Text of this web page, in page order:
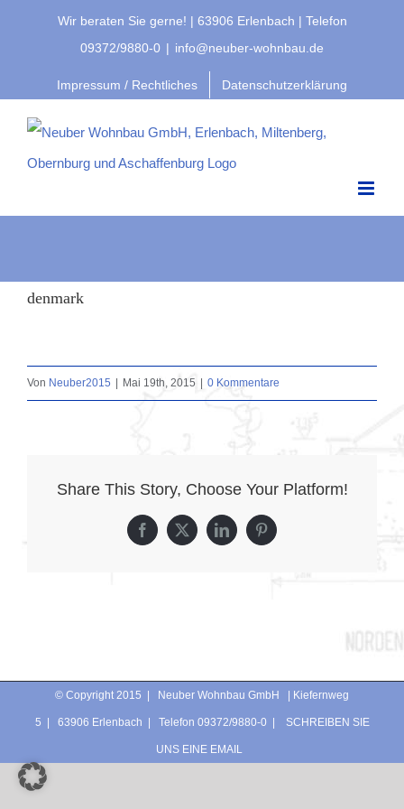
Wir beraten Sie gerne! | 63906 Erlenbach | Telefon
09372/9880-0 | info@neuber-wohnbau.de
Impressum / Rechtliches Datenschutzerklärung
denmark
Von Neuber2015 Mai 19th, 2015 0 Kommentare
Share This Story, Choose Your Platform!
Facebook
X LinkedInPinterest
© Copyright 2015 | Neuber Wohnbau GmbH | Kiefernweg
5 | 63906 Erlenbach | Telefon 09372/9880-0 | SCHREIBEN SIE
UNS EINE EMAIL